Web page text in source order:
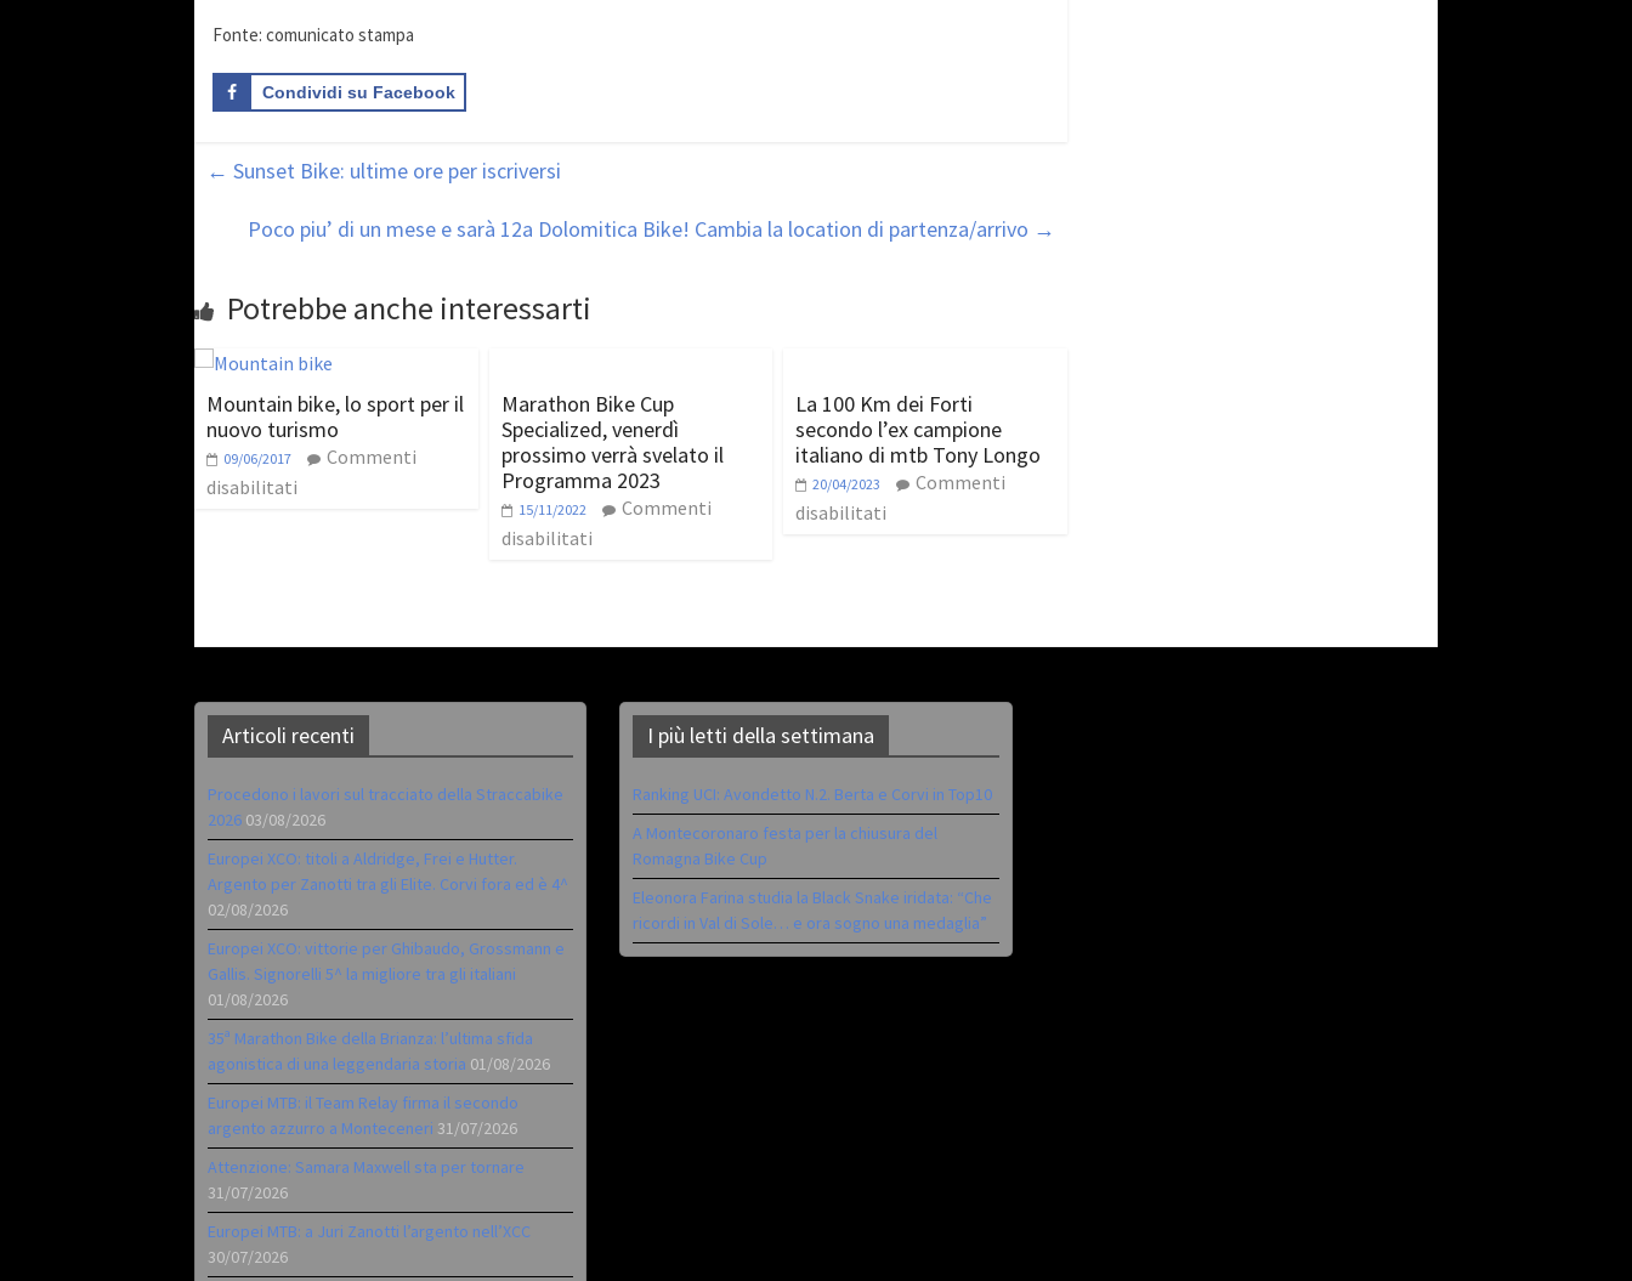
Fonte: comunicato stampa
Condividi su Facebook
← Sunset Bike: ultime ore per iscriversi
Poco piu’ di un mese e sarà 12a Dolomitica Bike! Cambia la location di partenza/arrivo →
Potrebbe anche interessarti
Mountain bike, lo sport per il
nuovo turismo
09/06/2017
Commenti
disabilitati
Marathon Bike Cup
Specialized, venerdì
prossimo verrà svelato il
Programma 2023
15/11/2022
Commenti
disabilitati
La 100 Km dei Forti
secondo l’ex campione
italiano di mtb Tony Longo
20/04/2023
Commenti
disabilitati
Articoli recenti
Procedono i lavori sul tracciato della Straccabike
2026 03/08/2026
Europei XCO: titoli a Aldridge, Frei e Hutter.
Argento per Zanotti tra gli Elite. Corvi fora ed è 4^
02/08/2026
Europei XCO: vittorie per Ghibaudo, Grossmann e
Gallis. Signorelli 5^ la migliore tra gli italiani
01/08/2026
35ª Marathon Bike della Brianza: l’ultima sfida
agonistica di una leggendaria storia 01/08/2026
Europei MTB: il Team Relay firma il secondo
argento azzurro a Monteceneri 31/07/2026
Attenzione: Samara Maxwell sta per tornare
31/07/2026
Europei MTB: a Juri Zanotti l’argento nell’XCC
30/07/2026
I più letti della settimana
Ranking UCI: Avondetto N.2. Berta e Corvi in Top10
A Montecoronaro festa per la chiusura del
Romagna Bike Cup
Eleonora Farina studia la Black Snake iridata: “Che
ricordi in Val di Sole… e ora sogno una medaglia”